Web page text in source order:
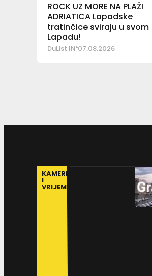
ROCK UZ MORE NA PLAŽI
ADRIATICA Lapadske
tratinčice sviraju u svom
Lapadu!
DuList IN 07.08.2026
KAMERE
I
VRIJEME